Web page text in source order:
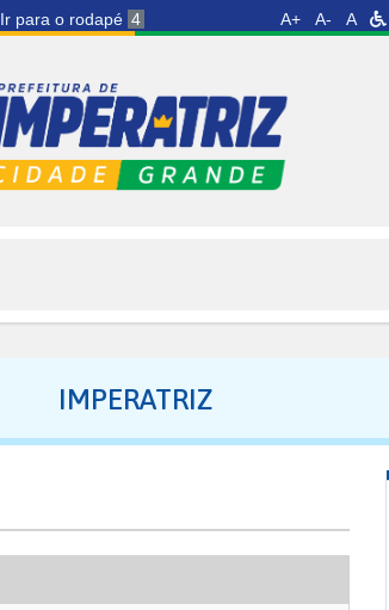
Ir para o rodapé 4 A+ A- A
IMPERATRIZ